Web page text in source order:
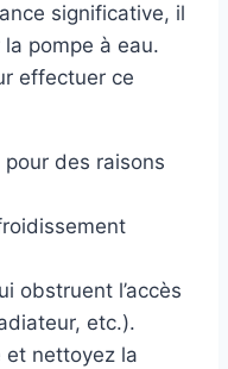
significative, il
pompe à eau.
effectuer ce
des raisons
obstruent l’accès
etc.).
et nettoyez la